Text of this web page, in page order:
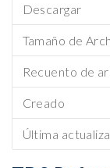
Descargar
Tamaño de
Recuento de
Creado
Última